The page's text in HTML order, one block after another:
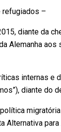
refugiados –
diante da
Alemanha aos
internas e
diante do
Alternativa